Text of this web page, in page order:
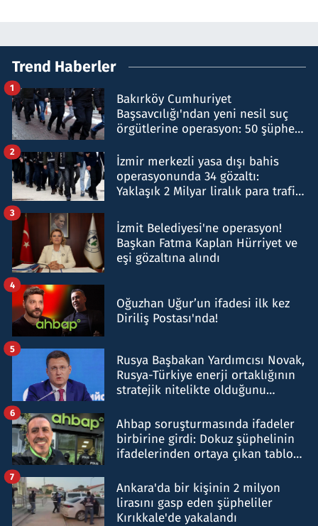
Trend Haberler
Bakırköy Cumhuriyet
Başsavcılığı'ndan yeni nesil suç
örgütlerine operasyon: 50 şüpheli
1
İzmir merkezli yasa dışı bahis
operasyonunda 34 gözaltı:
Yaklaşık 2 Milyar liralık para trafiği
2
İzmit Belediyesi'ne operasyon!
Başkan Fatma Kaplan Hürriyet ve
eşi gözaltına alındı
3
Oğuzhan Uğur’un ifadesi ilk kez
Diriliş Postası'nda!
4
Rusya Başbakan Yardımcısı Novak,
Rusya-Türkiye enerji ortaklığının
stratejik nitelikte olduğunu
5
Ahbap soruşturmasında ifadeler
birbirine girdi: Dokuz şüphelinin
ifadelerinden ortaya çıkan tablo
6
Ankara'da bir kişinin 2 milyon
lirasını gasp eden şüpheliler
Kırıkkale'de yakalandı
7